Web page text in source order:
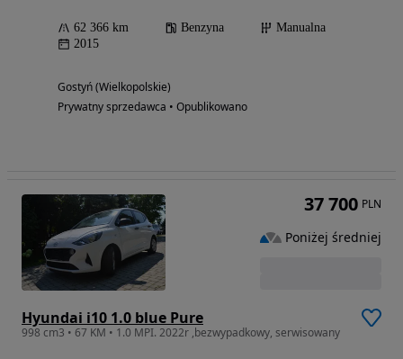
62 366 km Benzyna
Manualna
2015
Gostyń (Wielkopolskie)
Prywatny sprzedawca • Opublikowano
Hyundai i10 1.0 blue Pure
998 cm3 • 67 KM • 1.0 MPI. 2022r ,bezwypadkowy, serwisowany
37 700 PLN
Poniżej średniej